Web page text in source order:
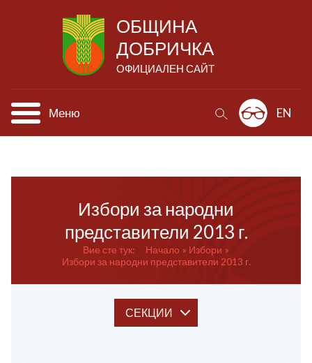
ОБЩИНА
ДОБРИЧКА
ОФИЦИАЛЕН САЙТ
Меню EN
Избори за народни
представители 2013 г.
Вие сте тук: Начало
Избори
Избори за народни представители 2013 г.
СЕКЦИИ